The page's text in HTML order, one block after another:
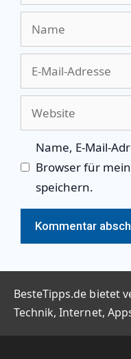
Name, E-Mail-
Browser für
speichern.
BesteTipps.de bietet
Technik, Internet,